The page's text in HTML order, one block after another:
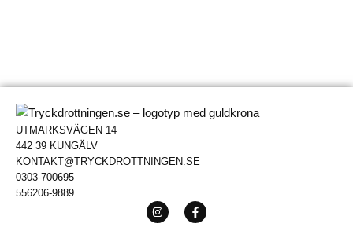
UTMARKSVÄGEN 14
442 39 KUNGÄLV
KONTAKT@TRYCKDROTTNINGEN.SE
0303-700695
556206-9889